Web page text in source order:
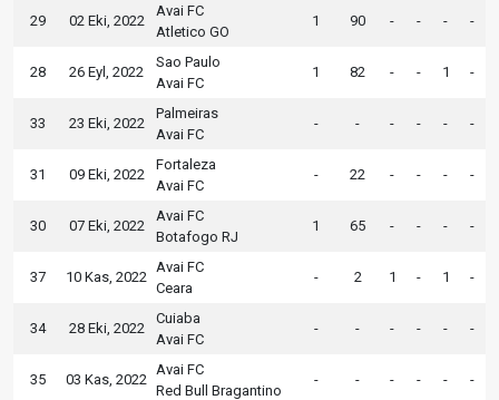
29 02 Eki, 2022
Avai FC
Atletico GO
1 90 - - - -
28 26 Eyl, 2022
Sao Paulo
Avai FC
1 82 - - 1 -
33 23 Eki, 2022
Palmeiras
Avai FC
- - - - - -
31 09 Eki, 2022
Fortaleza
Avai FC
- 22 - - - -
30 07 Eki, 2022
Avai FC
Botafogo RJ
1 65 - - - -
37 10 Kas, 2022
Avai FC
Ceara
- 2 1 - 1 -
34 28 Eki, 2022
Cuiaba
Avai FC
- - - - - -
35 03 Kas, 2022
Avai FC
Red Bull Bragantino
- - - - - -